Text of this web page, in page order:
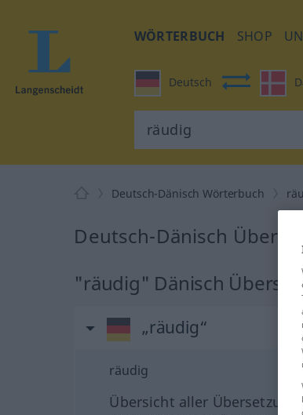
WÖRTERBUCH SHOP
Deutsch
Deutsch-Dänisch Wörterbuch
Deutsch-Dänisch
"räudig" Dänisch
„räudig“
räudig
Übersicht aller